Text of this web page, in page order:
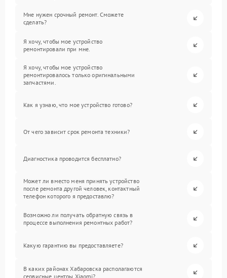
Мне нужен срочный ремонт. Сможете
сделать?
Я хочу, чтобы мое устройство
ремонтировали при мне.
Я хочу, чтобы мое устройство
ремонтировалось только оригинальными
запчастями.
Как я узнаю, что мое устройство готово?
От чего зависит срок ремонта техники?
Диагностика проводится бесплатно?
Может ли вместо меня принять устройство
после ремонта другой человек, контактный
телефон которого я предоставлю?
Возможно ли получать обратную связь в
процессе выполнения ремонтных работ?
Какую гарантию вы предоставляете?
В каких районах Хабаровска располагаются
сервисные центры Xiaomi?